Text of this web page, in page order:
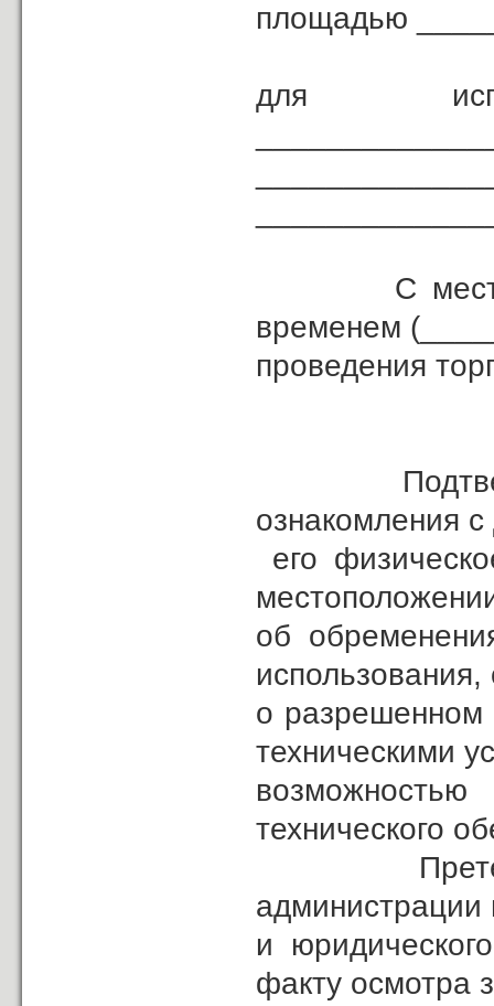
площадью
для
С местом,
временем
проведения
ознакомления
его
об
о разрешенном
техническими
технического
Претензий
администрации
и
факту осмотра